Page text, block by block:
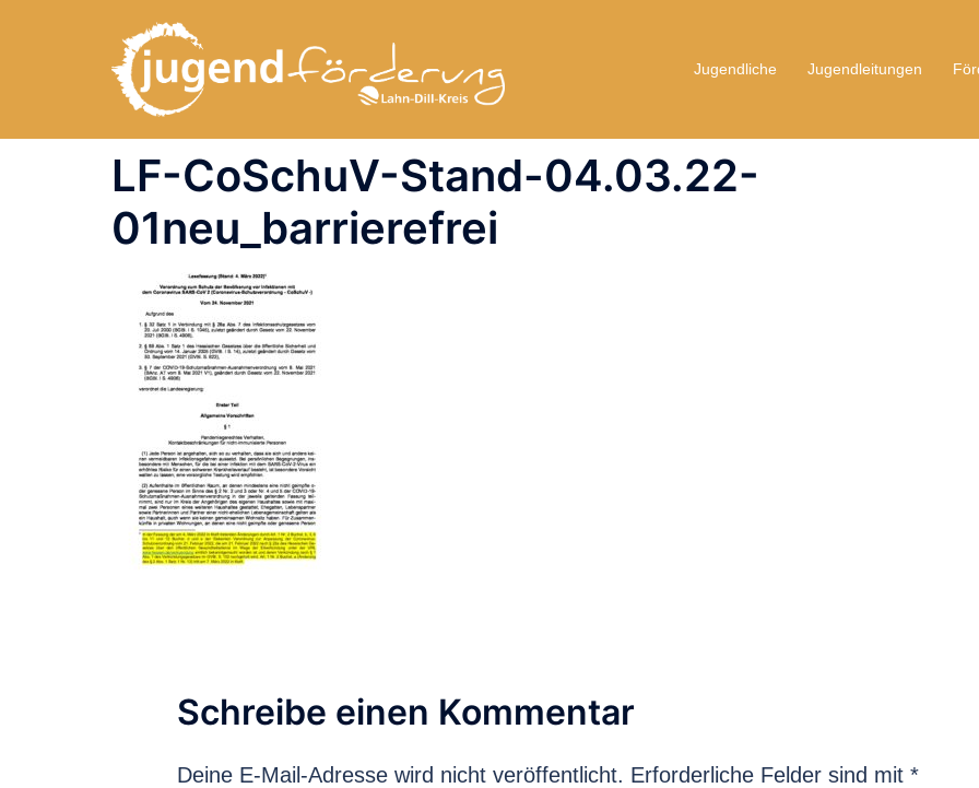
Jugendliche Jugendleitungen
LF-CoSchuV-Stand-04.03.22-
01neu_barrierefrei
Schreibe einen Kommentar
Deine E-Mail-Adresse wird nicht veröffentlicht. Erforderliche Felder sind mit *